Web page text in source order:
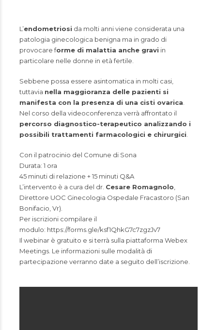
L’endometriosi da molti anni viene considerata una
patologia ginecologica benigna ma in grado di
provocare forme di malattia anche gravi in
particolare nelle donne in età fertile.
Sebbene possa essere asintomatica in molti casi,
tuttavia nella maggioranza delle pazienti si
manifesta con la presenza di una cisti ovarica
Nel corso della videoconferenza verrà affrontato il
percorso diagnostico-terapeutico analizzando i
possibili trattamenti farmacologici e chirurgici
Con il patrocinio del Comune di Sona
Durata: 1 ora
45 minuti di relazione + 15 minuti Q&A
L’intervento è a cura del dr. Cesare Romagnolo
Direttore UOC Ginecologia Ospedale Fracastoro (San
Bonifacio, Vr).
Per iscrizioni compilare il
modulo: https://forms.gle/ksf1QhkG7c7zgzJv7
Il webinar è gratuito e si terrà sulla piattaforma Webex
Meetings. Le informazioni sulle modalità di
partecipazione verranno date a seguito dell’iscrizione.